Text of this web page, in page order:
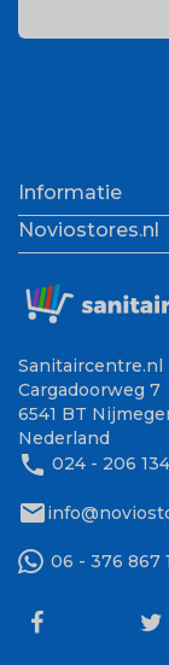
Informatie
Noviostores.nl
Sanitaircentre.nl
Cargadoorweg 7
6541 BT
Nederland
phone 024 - 206
mail
06 - 376 867